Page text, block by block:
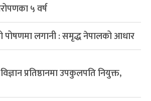
५ वर्ष
पोषणमा लगानी : समृद्ध नेपालको आधार
प्रतिष्ठानमा उपकुलपति नियुक्त,